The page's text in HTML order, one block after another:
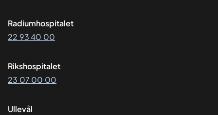
Radiumhospitalet
22 93 40 00
Rikshospitalet
23 07 00 00
Ullevål